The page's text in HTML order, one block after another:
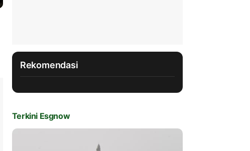
Rekomendasi
Terkini Esgnow